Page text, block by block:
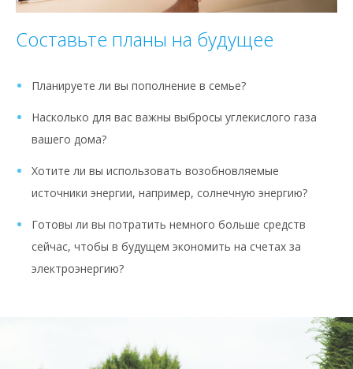
Составьте планы на будущее
Планируете ли вы пополнение в семье?
Насколько для вас важны выбросы углекислого газа
вашего дома?
Хотите ли вы использовать возобновляемые
источники энергии, например, солнечную энергию?
Готовы ли вы потратить немного больше средств
сейчас, чтобы в будущем экономить на счетах за
электроэнергию?